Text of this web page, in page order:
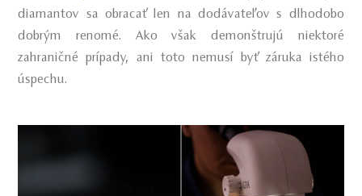
diamantov sa obracať len na dodávateľov s dlhodobo
dobrým renomé. Ako však demonštrujú niektoré
zahraničné prípady, ani toto nemusí byť záruka istého
úspechu.